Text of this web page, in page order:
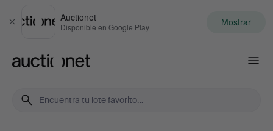
Cerrar
Auctionet
Disponible en Google Play Mostrar